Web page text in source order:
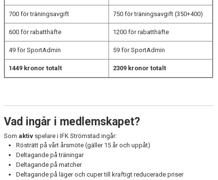
700 för träningsavgift 750 för träningsavgift (350+400)
600 för rabatthäfte 1200 för rabatthäfte
49 för SportAdmin 59 för SportAdmin
1449 kronor totalt 2309 kronor totalt
Vad ingår i medlemskapet?
Som aktiv spelare i IFK Strömstad ingår:
Rösträtt på vårt årsmöte (gäller 15 år och uppåt)
Deltagande på träningar
Deltagande på matcher
Deltagande på läger och cuper till kraftigt reducerade priser